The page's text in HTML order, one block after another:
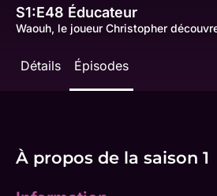
S1:E48 Éducateur
Waouh, le joueur Christopher
Détails Épisodes
À propos de la saison 1